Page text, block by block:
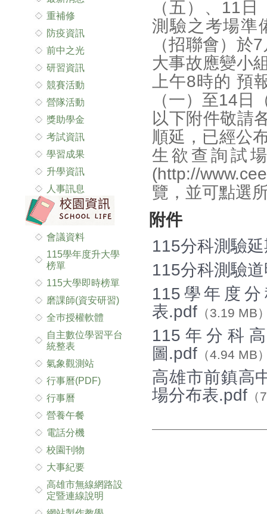
重補修
防疫資訊
前中之光
研習資訊
競賽活動
營隊活動
獎助學金
考試資訊
學習成果
升學資訊
人事訊息
會議資料
115學年度升大學
榜單
115大學即時榜單
磨課師(資安研習)
全巿授權軟體
自主數位學習平台
統整表
氣象觀測站
行事曆(PDF)
行事曆
營養午餐
電話分機
校園刊物
大事紀要
高雄市無線網路設
定暨連線說明
（五）、11
測驗之考場準
（招聯會）於
大事故應變小
上午8時的 預
（一）至14日
以下附件敬請
順延，已經公
生欲查詢試
(http://
覽，並可點選
附件
115分科測驗
115分科測驗
115學年度
表.pdf （3.19 MB
115年分科
圖.pdf （4.94 MB
高雄市前鎮高
場分布表.pdf